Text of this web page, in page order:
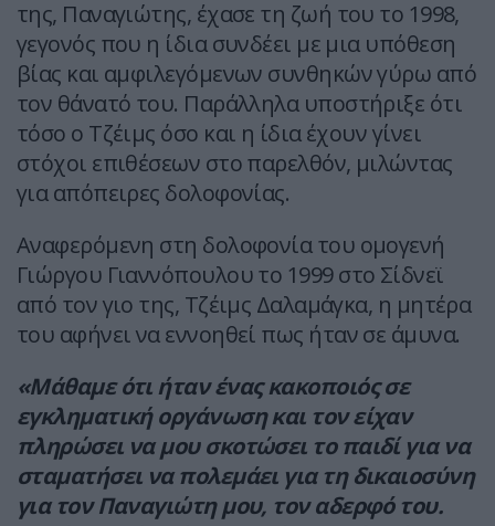
της, Παναγιώτης, έχασε τη ζωή του το 1998,
γεγονός που η ίδια συνδέει με μια υπόθεση
βίας και αμφιλεγόμενων συνθηκών γύρω από
τον θάνατό του. Παράλληλα υποστήριξε ότι
τόσο ο Τζέιμς όσο και η ίδια έχουν γίνει
στόχοι επιθέσεων στο παρελθόν, μιλώντας
για απόπειρες δολοφονίας.
Αναφερόμενη στη δολοφονία του ομογενή
Γιώργου Γιαννόπουλου το 1999 στο Σίδνεϊ
από τον γιο της, Τζέιμς Δαλαμάγκα, η μητέρα
του αφήνει να εννοηθεί πως ήταν σε άμυνα.
«Μάθαμε ότι ήταν ένας κακοποιός σε
εγκληματική οργάνωση και τον είχαν
πληρώσει να μου σκοτώσει το παιδί για να
σταματήσει να πολεμάει για τη δικαιοσύνη
για τον Παναγιώτη μου, τον αδερφό του.